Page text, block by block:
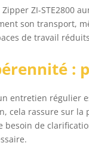
ZI-STE2800
son transport,
de travail
:
entretien régulier
cela rassure sur la
besoin de